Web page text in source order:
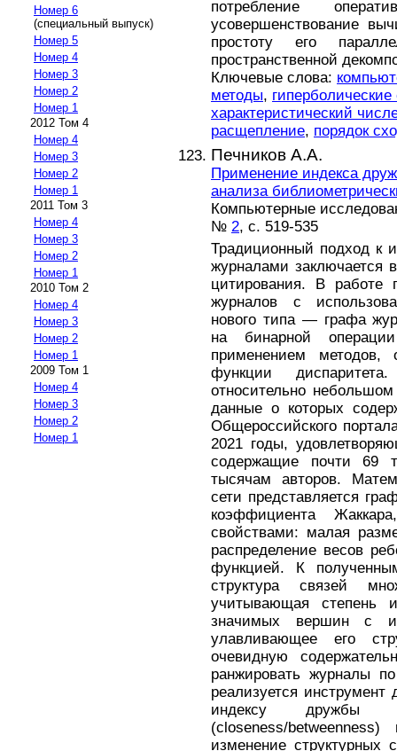
Номер 6
(специальный выпуск)
Номер 5
Номер 4
Номер 3
Номер 2
Номер 1
2012 Том 4
Номер 4
Номер 3
Номер 2
Номер 1
2011 Том 3
Номер 4
Номер 3
Номер 2
Номер 1
2010 Том 2
Номер 4
Номер 3
Номер 2
Номер 1
2009 Том 1
Номер 4
Номер 3
Номер 2
Номер 1
потребление
усовершенствование
простоту его
пространственной
Ключевые слова:
методы,
характеристический
расщепление, порядок
Печников А.А.
Применение индекса
анализа
Компьютерные
№ 2, с. 519-535
Традиционный подход к
журналами заключается
цитирования. В работе
журналов с
нового типа — графа
на бинарной
применением методов,
функции
относительно
данные о которых
Общероссийского
2021 годы,
содержащие почти 69
тысячам авторов.
сети представляется
коэффициента
свойствами: малая
распределение весов
функцией. К
структура связей
учитывающая степень
значимых вершин с
улавливающее его
очевидную
ранжировать журналы
реализуется
индексу дружбы и
(closeness/
изменение структурных